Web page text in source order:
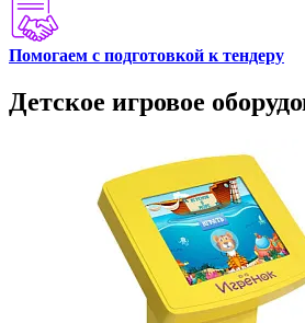
Помогаем с подготовкой к тендеру
Детское игровое